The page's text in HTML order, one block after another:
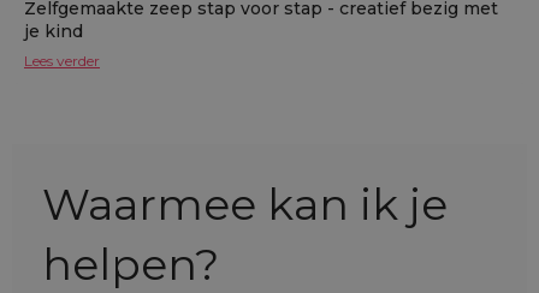
Zelfgemaakte zeep stap voor stap - creatief bezig met
je kind
Lees verder
Waarmee kan ik je
helpen?